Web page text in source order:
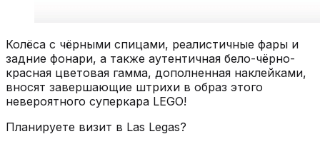
Колёса с чёрными спицами, реалистичные фары и
задние фонари, а также аутентичная бело-чёрно-
красная цветовая гамма, дополненная наклейками,
вносят завершающие штрихи в образ этого
невероятного суперкара LEGO!
Планируете визит в Las Legas?